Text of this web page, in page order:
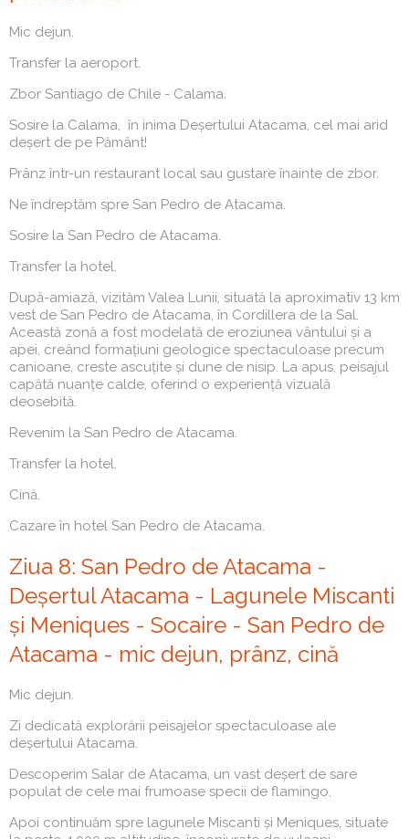
Mic dejun.
Transfer la aeroport.
Zbor Santiago de Chile - Calama.
Sosire la Calama, în inima Deșertului Atacama, cel mai arid
deșert de pe Pământ!
Prânz într-un restaurant local sau gustare înainte de zbor.
Ne îndreptăm spre San Pedro de Atacama.
Sosire la San Pedro de Atacama.
Transfer la hotel.
După-amiază, vizităm Valea Lunii, situată la aproximativ 13 km
vest de San Pedro de Atacama, în Cordillera de la Sal.
Această zonă a fost modelată de eroziunea vântului și a
apei, creând formațiuni geologice spectaculoase precum
canioane, creste ascuțite și dune de nisip. La apus, peisajul
capătă nuanțe calde, oferind o experiență vizuală
deosebită.
Revenim la San Pedro de Atacama.
Transfer la hotel.
Cină.
Cazare în hotel San Pedro de Atacama.
Ziua 8: San Pedro de Atacama -
Deșertul Atacama - Lagunele Miscanti
și Meniques - Socaire - San Pedro de
Atacama - mic dejun, prânz, cină
Mic dejun.
Zi dedicată explorării peisajelor spectaculoase ale
deșertului Atacama.
Descoperim Salar de Atacama, un vast deșert de sare
populat de cele mai frumoase specii de flamingo.
Apoi continuăm spre lagunele Miscanti și Meniques, situate